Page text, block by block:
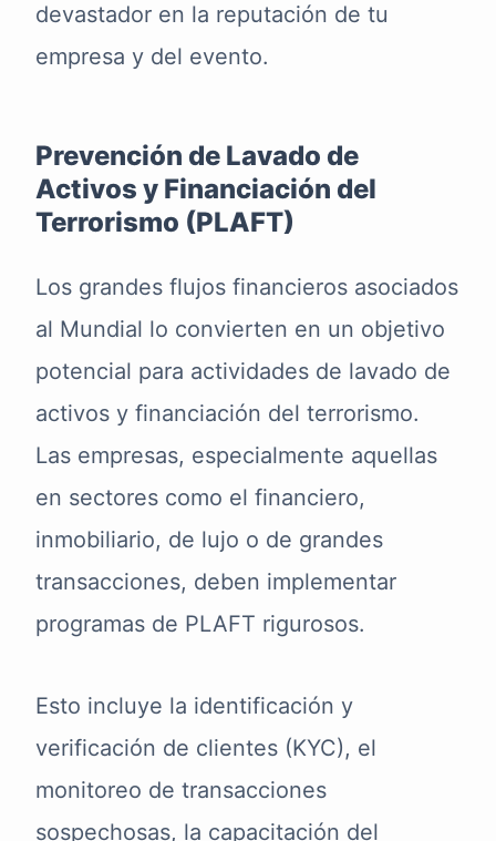
devastador en la reputación de tu
empresa y del evento.
Prevención de Lavado de
Activos y Financiación del
Terrorismo (PLAFT)
Los grandes flujos financieros asociados
al Mundial lo convierten en un objetivo
potencial para actividades de lavado de
activos y financiación del terrorismo.
Las empresas, especialmente aquellas
en sectores como el financiero,
inmobiliario, de lujo o de grandes
transacciones, deben implementar
programas de PLAFT rigurosos.
Esto incluye la identificación y
verificación de clientes (KYC), el
monitoreo de transacciones
sospechosas, la capacitación del